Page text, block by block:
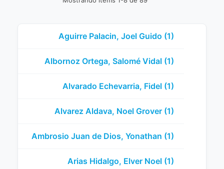
Aguirre Palacin, Joel Guido (1)
Albornoz Ortega, Salomé Vidal (1)
Alvarado Echevarria, Fidel (1)
Alvarez Aldava, Noel Grover (1)
Ambrosio Juan de Dios, Yonathan (1)
Arias Hidalgo, Elver Noel (1)